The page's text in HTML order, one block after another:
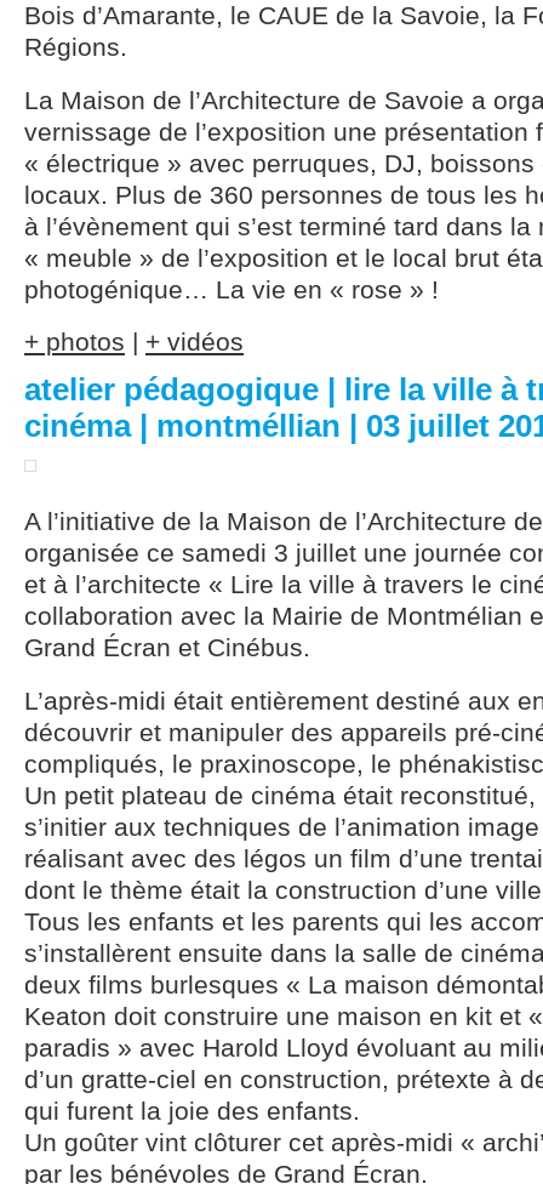
Bois d’Amarante, le CAUE de la Savoie, la
Régions.
La Maison de l’Architecture de Savoie a
vernissage de l’exposition une présentation
« électrique » avec perruques, DJ,
locaux. Plus de 360 personnes de tous les
à l’évènement qui s’est terminé tard dans
« meuble » de l’exposition et le local brut
photogénique… La vie en « rose » !
+ photos | + vidéos
atelier pédagogique | lire la ville à
cinéma | montméllian | 03 juillet
A l’initiative de la Maison de l’Architecture
organisée ce samedi 3 juillet une journée
et à l’architecte « Lire la ville à travers le
collaboration avec la Mairie de Montmélian
Grand Écran et Cinébus.
L’après-midi était entièrement destiné aux
découvrir et manipuler des appareils pré-
compliqués, le praxinoscope, le
Un petit plateau de cinéma était
s’initier aux techniques de l’animation
réalisant avec des légos un film d’une
dont le thème était la construction d’une
Tous les enfants et les parents qui les
s’installèrent ensuite dans la salle de
deux films burlesques « La maison
Keaton doit construire une maison en kit et
paradis » avec Harold Lloyd évoluant au
d’un gratte-ciel en construction, prétexte à
qui furent la joie des enfants.
Un goûter vint clôturer cet après-midi «
par les bénévoles de Grand Écran.